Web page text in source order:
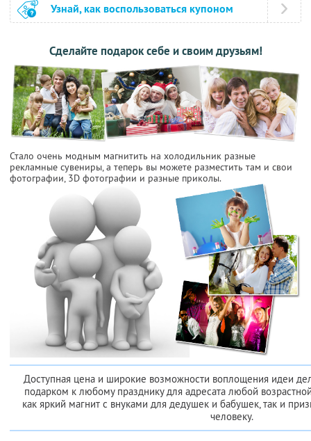
Узнай, как воспользоваться купоном
Сделайте подарок себе и своим друзьям!
Стало очень модным магнитить на холодильник разные
рекламные сувениры, а теперь вы можете разместить там и свои
фотографии, 3D фотографии и разные приколы.
Доступная цена и широкие возможности воплощения идеи
подарком к любому празднику для адресата любой
как яркий магнит с внуками для дедушек и бабушек, так и
человеку.